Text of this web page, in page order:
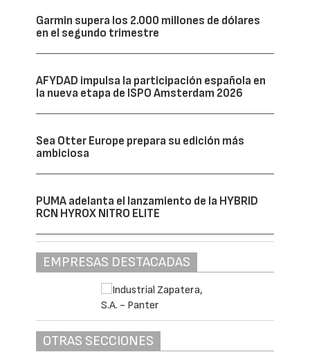
Garmin supera los 2.000 millones de dólares
en el segundo trimestre
AFYDAD impulsa la participación española en
la nueva etapa de ISPO Amsterdam 2026
Sea Otter Europe prepara su edición más
ambiciosa
PUMA adelanta el lanzamiento de la HYBRID
RCN HYROX NITRO ELITE
EMPRESAS DESTACADAS
OTRAS SECCIONES